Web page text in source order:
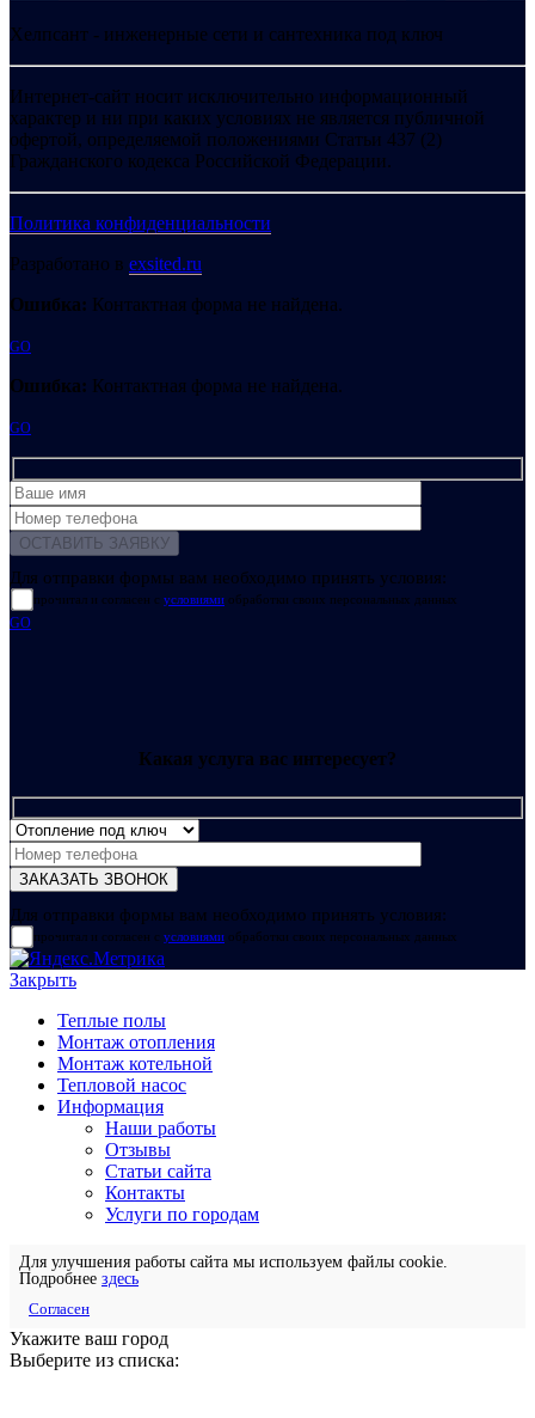
Хелпсант - инженерные сети и сантехника под ключ
Интернет-сайт носит исключительно информационный
характер и ни при каких условиях не является публичной
офертой, определяемой положениями Статьи 437 (2)
Гражданского кодекса Российской Федерации.
Политика конфиденциальности
Разработано в exsited.ru
Ошибка: Контактная форма не найдена.
GO
Ошибка: Контактная форма не найдена.
GO
Для отправки формы вам необходимо принять условия:
прочитал и согласен с условиями обработки своих персональных данных
GO
Какая услуга вас интересует?
Для отправки формы вам необходимо принять условия:
прочитал и согласен с условиями обработки своих персональных данных
Закрыть
Теплые полы
Монтаж отопления
Монтаж котельной
Тепловой насос
Информация
Наши работы
Отзывы
Статьи сайта
Контакты
Услуги по городам
Для улучшения работы сайта мы используем файлы cookie.
Подробнее здесь
Согласен
Укажите ваш город
Выберите из списка: